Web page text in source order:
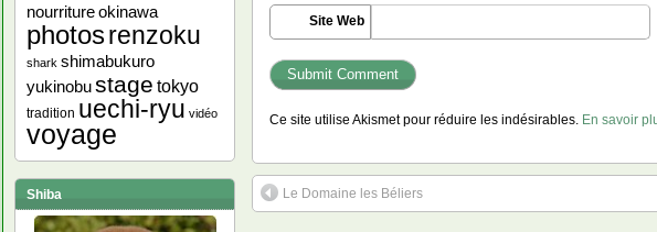
Site Web
Ce site utilise Akismet pour réduire les indésirables. En savoir
Le Domaine les Béliers
nourriture okinawa
photosrenzoku
shark shimabukuro
yukinobu stage tokyo
tradition uechi-ryu vidéo
voyage
Shiba